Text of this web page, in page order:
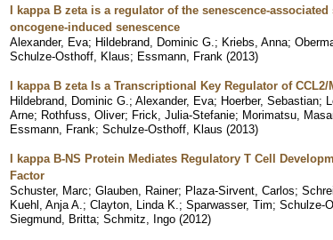
I kappa B zeta is a regulator of the senescence-
oncogene-induced senescence
Alexander, Eva; Hildebrand, Dominic G. ; Kriebs, Anna;
Schulze-Osthoff, Klaus; Essmann, Frank (2013)
I kappa B zeta Is a Transcriptional Key Regulator of CCL2/
Hildebrand, Dominic G. ; Alexander, Eva; Hoerber, Sebastian;
Arne; Rothfuss, Oliver; Frick, Julia-Stefanie; Morimatsu,
Essmann, Frank; Schulze-Osthoff, Klaus (2013)
I kappa B-NS Protein Mediates Regulatory T Cell
Factor
Schuster, Marc; Glauben, Rainer; Plaza-Sirvent, Carlos;
Kuehl, Anja A. ; Clayton, Linda K. ; Sparwasser, Tim; Schulze-
Siegmund, Britta; Schmitz, Ingo (2012)